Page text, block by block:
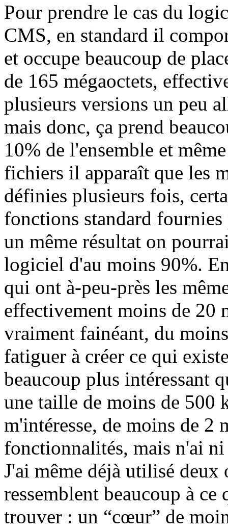
Pour prendre le cas du
CMS, en standard il
et occupe beaucoup de
de 165 mégaoctets,
plusieurs versions un peu
mais donc, ça prend
10% de l'ensemble et
fichiers il apparaît que les
définies plusieurs fois,
fonctions standard
un même résultat on
logiciel d'au moins 90%.
qui ont à-peu-près les
effectivement moins de 20
vraiment fainéant, du
fatiguer à créer ce qui
beaucoup plus intéressant
une taille de moins de 500
m'intéresse, de moins de 2
fonctionnalités, mais n'ai
J'ai même déjà utilisé
ressemblent beaucoup à
trouver : un “cœur” de